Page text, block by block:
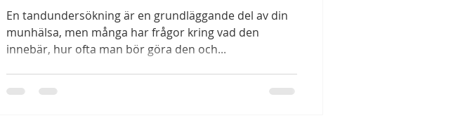
En tandundersökning är en grundläggande del av din
munhälsa, men många har frågor kring vad den
innebär, hur ofta man bör göra den och...